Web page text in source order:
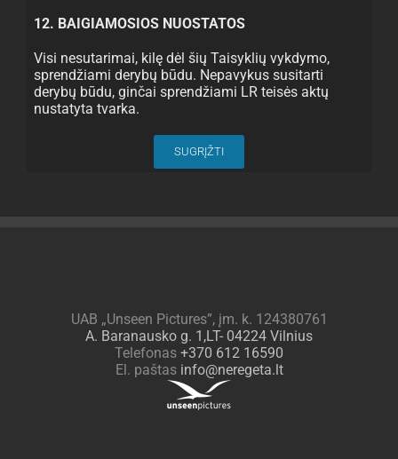
12. BAIGIAMOSIOS NUOSTATOS
Visi nesutarimai, kilę dėl šių Taisyklių vykdymo,
sprendžiami derybų būdu. Nepavykus susitarti
derybų būdu, ginčai sprendžiami LR teisės aktų
nustatyta tvarka.
SUGRĮŽTI
UAB „Unseen Pictures”, įm. k. 124380761
A. Baranausko g. 1,LT- 04224 Vilnius
Telefonas +370 612 16590
El. paštas info@neregeta.lt